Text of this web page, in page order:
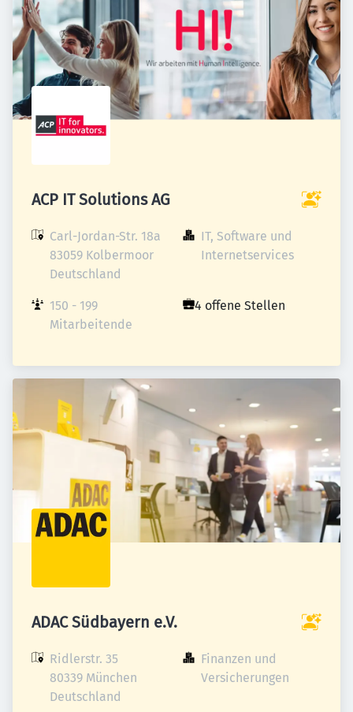
ACP IT Solutions AG
Carl-Jordan-Str. 18a
83059 Kolbermoor
Deutschland
IT, Software und
Internetservices
150 - 199
Mitarbeitende
4 offene Stellen
ADAC Südbayern e.V.
Ridlerstr. 35
80339 München
Deutschland
Finanzen und
Versicherungen